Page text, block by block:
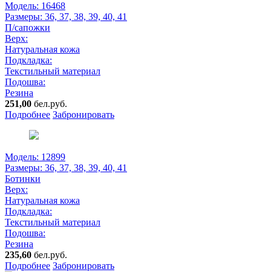
Модель: 16468
Размеры: 36, 37, 38, 39, 40, 41
П/сапожки
Верх:
Натуральная кожа
Подкладка:
Текстильный материал
Подошва:
Резина
251,00 бел.руб.
Подробнее Забронировать
Модель: 12899
Размеры: 36, 37, 38, 39, 40, 41
Ботинки
Верх:
Натуральная кожа
Подкладка:
Текстильный материал
Подошва:
Резина
235,60 бел.руб.
Подробнее Забронировать